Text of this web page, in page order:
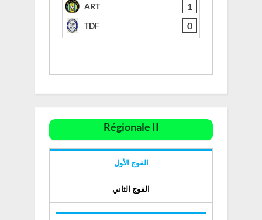
ART
TDF
1
0
Régionale II
الفوج الأول
الفوج الثاني